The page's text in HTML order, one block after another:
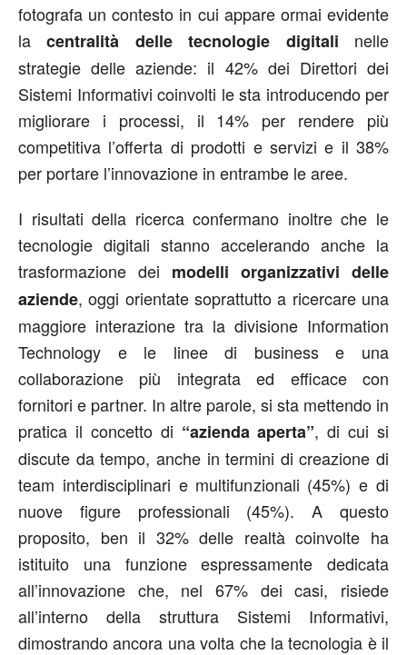
fotografa un contesto in cui appare ormai evidente
lacentralità delle tecnologie digitali nelle
strategie delle aziende: il 42% dei Direttori dei
Sistemi Informativi coinvolti le sta introducendo per
migliorare i processi, il 14% per rendere più
competitiva l’offerta di prodotti e servizi e il 38%
per portare l’innovazione in entrambe le aree.
I risultati della ricerca confermano inoltre che le
tecnologie digitali stanno accelerando anche la
trasformazione dei modelli organizzativi delle
aziende, oggi orientate soprattutto a ricercare una
maggiore interazione tra la divisione Information
Technology e le linee di business e una
collaborazione più integrata ed efficace con
fornitori e partner. In altre parole, si sta mettendo in
pratica il concetto di “azienda aperta”, di cui si
discute da tempo, anche in termini di creazione di
team interdisciplinari e multifunzionali (45%) e di
nuove figure professionali (45%). A questo
proposito, ben il 32% delle realtà coinvolte ha
istituito una funzione espressamente dedicata
all’innovazione che, nel 67% dei casi, risiede
all’interno della struttura Sistemi Informativi,
dimostrando ancora una volta che la tecnologia è il